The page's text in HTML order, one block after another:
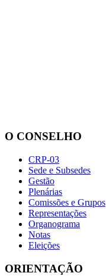
O CONSELHO
CRP-03
Sede e Subsedes
Gestão
Plenárias
Comissões e Grupos
Representações
Organograma
Notas
Eleições
ORIENTAÇÃO